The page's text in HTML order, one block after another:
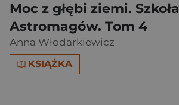
Moc z głębi ziemi. Szkoła
Astromagów. Tom 4
Anna Włodarkiewicz
KSIĄŻKA